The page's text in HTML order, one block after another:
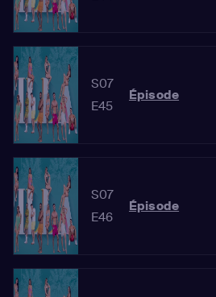
S07
E45
Épisode
S07
E46
Épisode